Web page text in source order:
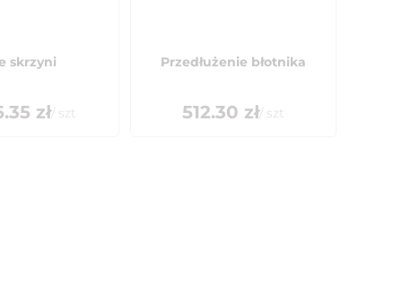
skrzyni
zł/ szt
Przedłużenie błotnika
512.30 zł/ szt